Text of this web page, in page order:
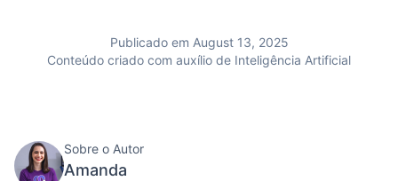
Publicado em August 13, 2025
Conteúdo criado com auxílio de Inteligência Artificial
Sobre o Autor
Amanda